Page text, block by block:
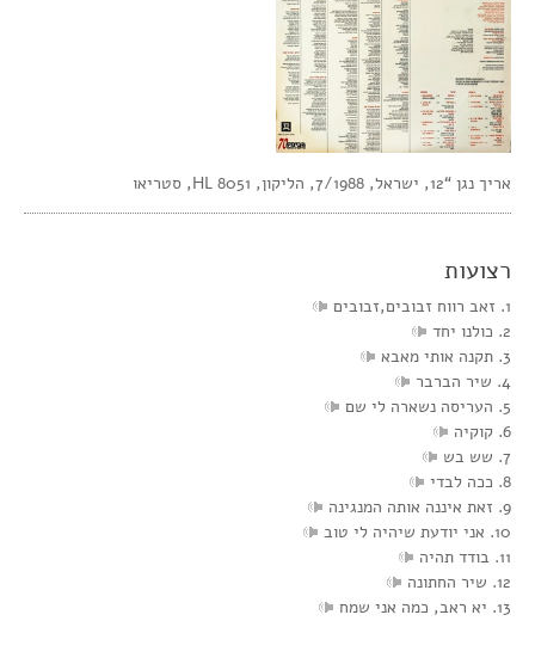
אריך נגן “12, ישראל, 7/1988, הליקון, HL 8051, סטריאו
רצועות
1. זאב רווח זבובים,זבובים
2. כולנו יחד
3. תקנה אותי מאבא
4. שיר הברבר
5. העריסה נשארה לי שם
6. קוקיה
7. שש בש
8. ככה לבדי
9. זאת איננה אותה המנגינה
10. אני יודעת שיהיה לי טוב
11. בודד תהיה
12. שיר החתונה
13. יא ראב, כמה אני שמח